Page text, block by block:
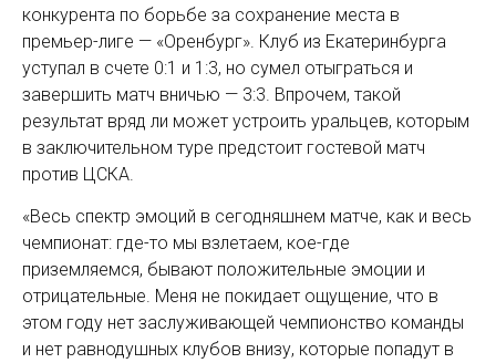
конкурента по борьбе за сохранение места в
премьер-лиге — «Оренбург». Клуб из Екатеринбурга
уступал в счете 0:1 и 1:3, но сумел отыграться и
завершить матч вничью — 3:3. Впрочем, такой
результат вряд ли может устроить уральцев, которым
в заключительном туре предстоит гостевой матч
против ЦСКА.
«Весь спектр эмоций в сегодняшнем матче, как и весь
чемпионат: где-то мы взлетаем, кое-где
приземляемся, бывают положительные эмоции и
отрицательные. Меня не покидает ощущение, что в
этом году нет заслуживающей чемпионство команды
и нет равнодушных клубов внизу, которые попадут в